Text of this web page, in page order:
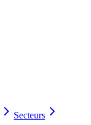
Secteurs